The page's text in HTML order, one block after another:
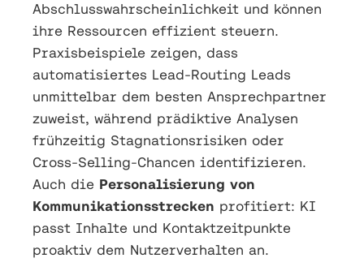
Abschlusswahrscheinlichkeit und können
ihre Ressourcen effizient steuern.
Praxisbeispiele zeigen, dass
automatisiertes Lead-Routing Leads
unmittelbar dem besten Ansprechpartner
zuweist, während prädiktive Analysen
frühzeitig Stagnationsrisiken oder
Cross-Selling-Chancen identifizieren.
Auch die Personalisierung von
Kommunikationsstrecken profitiert: KI
passt Inhalte und Kontaktzeitpunkte
proaktiv dem Nutzerverhalten an.